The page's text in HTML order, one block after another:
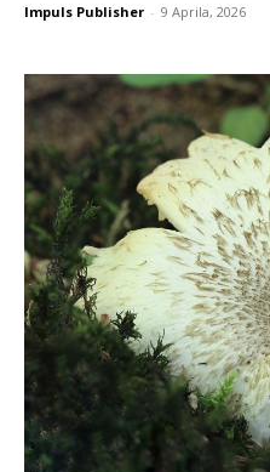
Impuls Publisher - 9 Aprila, 2026